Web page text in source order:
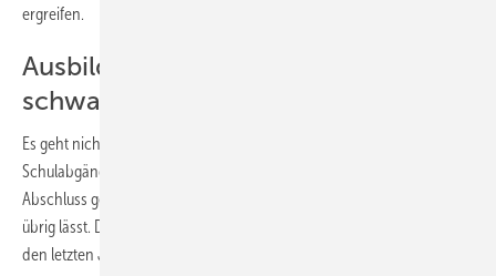
ergreifen.
Ausbildungsbetriebe fördern
schwache Lehrlinge
Es geht nicht nur darum, dass es ganz allgemein weniger
Schulabgänger gibt. Hinzu kommt, dass bei denjenigen, die den
Abschluss geschafft haben, das Leistungsniveau häufig zu wünschen
übrig lässt. Diese Erfahrung haben viele Handwerksunternehmer in
den letzten Jahren machen müssen.